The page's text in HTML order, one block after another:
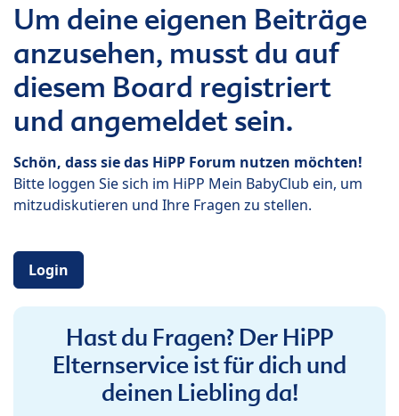
Um deine eigenen Beiträge
anzusehen, musst du auf
diesem Board registriert
und angemeldet sein.
Schön, dass sie das HiPP Forum nutzen möchten!
Bitte loggen Sie sich im HiPP Mein BabyClub ein, um
mitzudiskutieren und Ihre Fragen zu stellen.
Login
Hast du Fragen? Der HiPP
Elternservice ist für dich und
deinen Liebling da!